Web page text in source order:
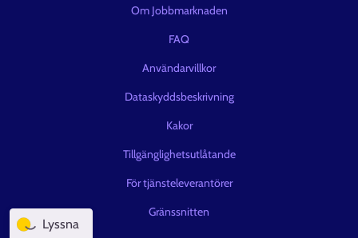
Om Jobbmarknaden
FAQ
Användarvillkor
Dataskyddsbeskrivning
Kakor
Tillgänglighetsutlåtande
För tjänsteleverantörer
Gränssnitten
Lyssna